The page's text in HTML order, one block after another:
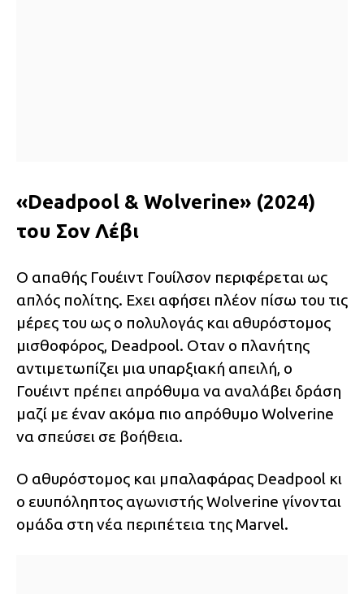
«Deadpool & Wolverine» (2024)
του Σον Λέβι
O απαθής Γουέιντ Γουίλσον περιφέρεται ως
απλός πολίτης. Εχει αφήσει πλέον πίσω του τις
μέρες του ως ο πολυλογάς και αθυρόστομος
μισθοφόρος, Deadpool. Οταν ο πλανήτης
αντιμετωπίζει μια υπαρξιακή απειλή, ο
Γουέιντ πρέπει απρόθυμα να αναλάβει δράση
μαζί με έναν ακόμα πιο απρόθυμο Wolverine
να σπεύσει σε βοήθεια.
Ο αθυρόστομος και μπαλαφάρας Deadpool κι
ο ευυπόληπτος αγωνιστής Wolverine γίνονται
ομάδα στη νέα περιπέτεια της Marvel.